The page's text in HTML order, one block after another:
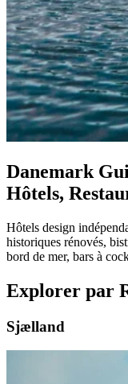
Danemark
Hôtels,
Hôtels design
historiques rénovés,
bord de mer, bars à
Explorer par
Sjælland